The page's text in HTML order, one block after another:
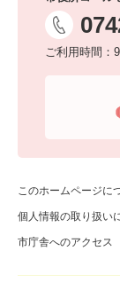
ご利用時間：
このホームページに
個人情報の取り扱い
市庁舎へのアクセス